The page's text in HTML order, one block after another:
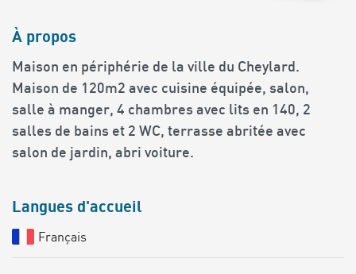
À propos
Maison en périphérie de la ville du Cheylard.
Maison de 120m2 avec cuisine équipée, salon,
salle à manger, 4 chambres avec lits en 140, 2
salles de bains et 2 WC, terrasse abritée avec
salon de jardin, abri voiture.
Langues d'accueil
Français